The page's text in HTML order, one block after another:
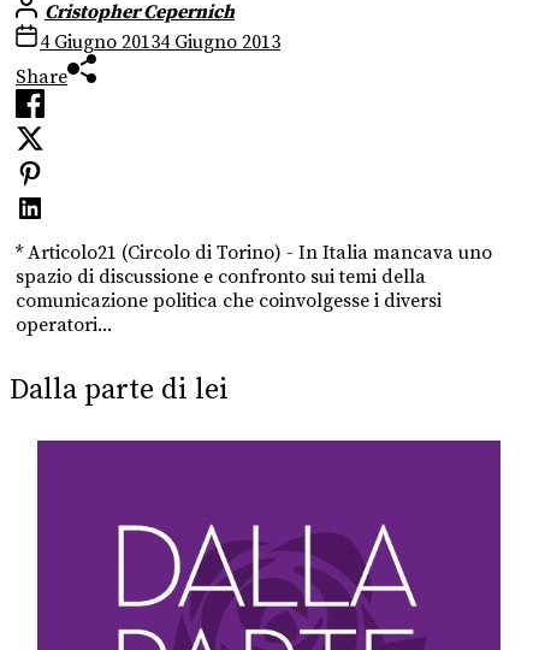
Cristopher Cepernich
4 Giugno 20134 Giugno 2013
Share
* Articolo21 (Circolo di Torino) - In Italia mancava uno
spazio di discussione e confronto sui temi della
comunicazione politica che coinvolgesse i diversi
operatori...
Dalla parte di lei